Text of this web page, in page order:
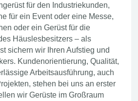
für den Industriekunden,
für ein Event oder eine Messe,
oder ein Gerüst für die
Häuslesbesitzers – als
sichern wir Ihren Aufstieg und
Kundenorientierung, Qualität,
Arbeitsausführung, auch
stehen bei uns an erster
wir Gerüste im Großraum